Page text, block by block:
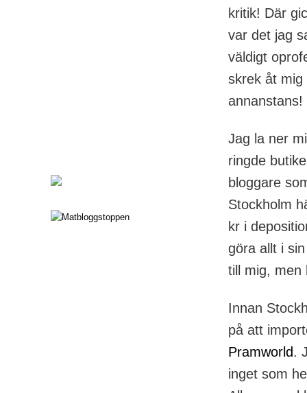
kritik! Där
var det jag
väldigt
skrek åt mig
Jag la ner
ringde
bloggare
Stockholm
kr i
göra allt i
till mig, men
Innan
på att
Pramworld.
inget som